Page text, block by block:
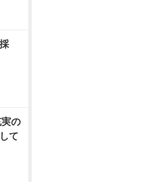
の
て